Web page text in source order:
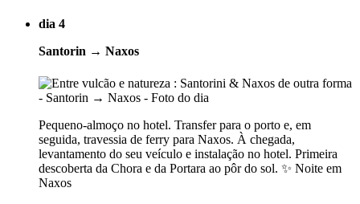
dia 4
Santorin → Naxos
Pequeno-almoço no hotel. Transfer para o porto e, em
seguida, travessia de ferry para Naxos. À chegada,
levantamento do seu veículo e instalação no hotel. Primeira
descoberta da Chora e da Portara ao pôr do sol. ✨ Noite em
Naxos